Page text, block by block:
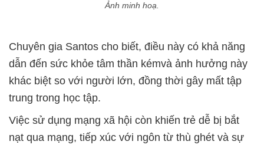
Ảnh minh hoạ.
Chuyên gia Santos cho biết, điều này có khả năng
dẫn đến sức khỏe tâm thần kémvà ảnh hưởng này
khác biệt so với người lớn, đồng thời gây mất tập
trung trong học tập.
Việc sử dụng mạng xã hội còn khiến trẻ dễ bị bắt
nạt qua mạng, tiếp xúc với ngôn từ thù ghét và sự